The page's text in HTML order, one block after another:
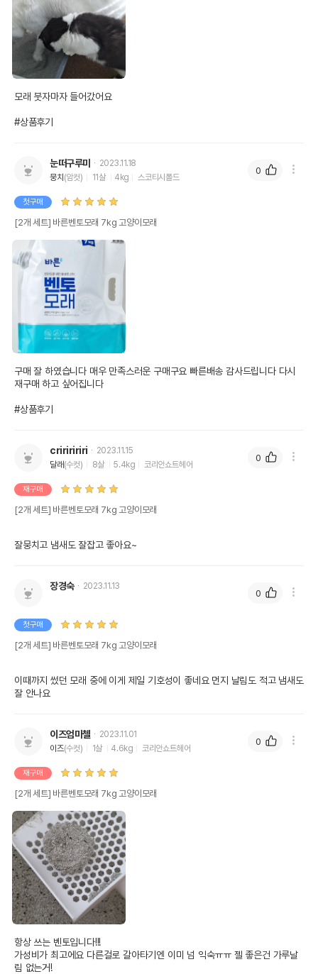
모래 붓자마자 들어갔어요
#상품후기
눈떠구루미
2023.11.18
뭉치 (암컷) 11살 4kg 스코티시폴드
첫구매
[2개 세트] 바른벤토모래 7kg 고양이모래
구매 잘 하였습니다 매우 만족스러운 구매구요 빠른배송 감사드립니다 다시
재구매 하고 싶어집니다
#상품후기
0
cririririri
2023.11.15
달래(수컷) 8살 5.4kg 코리안쇼트헤어
재구매
[2개 세트] 바른벤토모래 7kg 고양이모래
잘뭉치고 냄새도 잘잡고 좋아요~
0
장경숙 2023.11.13
첫구매
[2개 세트] 바른벤토모래 7kg 고양이모래
이때까지 썼던 모래 중에 이게 제일 기호성이 좋네요 먼지 날림도 적고 냄새도
잘 안나요
0
이즈엄마첼
2023.11.01
이즈(수컷) 1살 4.6kg 코리안쇼트헤어
재구매
[2개 세트] 바른벤토모래 7kg 고양이모래
항상 쓰는 벤토입니다!!!
가성비가 최고에요 다른걸로 갈아타기엔 이미 넘 익숙ㅠㅠ 젤 좋은건 가루날
림 없는거!
0